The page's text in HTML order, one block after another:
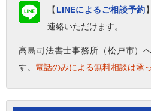
【 LINEによるご相談予約
連絡いただけます。
高島司法書士事務所（松戸市）
す。 電話のみによる無料相談は承